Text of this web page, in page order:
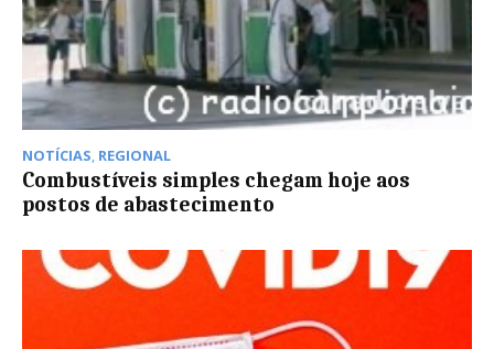
NOTÍCIAS, REGIONAL
Combustíveis simples chegam hoje aos
postos de abastecimento